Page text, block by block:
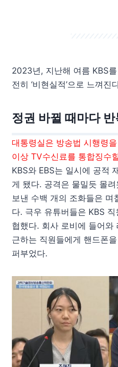
2023년, 지난해 여름 KBS
전히 ‘비현실적’으로 느껴진
정권 바뀔 때마다
대통령실은 방송법 시행령
이상 TV수신료를 통합징수
KBS와 EBS는 일시에 공적
게 됐다. 공격은 물밀듯 몰
보낸 수백 개의 조화들은 며
다. 극우 유튜버들은 KBS
협했다. 회사 로비에 들어와
근하는 직원들에게 핸드폰
퍼부었다.